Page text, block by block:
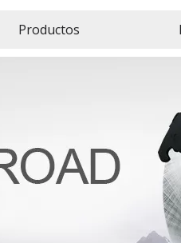
Productos